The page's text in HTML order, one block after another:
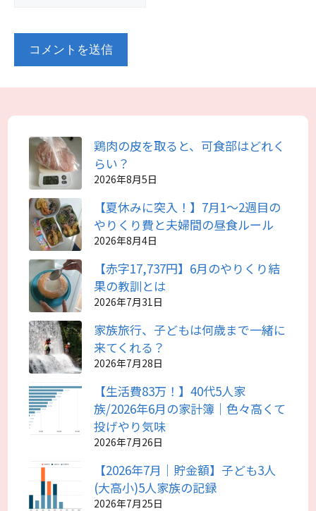
鶏肉の皮を取ると、可食部はどれく
らい？
2026年8月5日
【夏休みに突入！】7月1～2週目の
やりくり費と夫婦間の昼食ルール
2026年8月4日
【赤字17,737円】6月のやりくり結
果の教訓とは
2026年7月31日
家族旅行、子どもは何歳まで一緒に
来てくれる？
2026年7月28日
【生活費83万！】40代5人家
族/2026年6月の家計簿｜色々高くて
投げやり気味
2026年7月26日
【2026年7月｜貯金額】子ども3人
(大高小)5人家族の記録
2026年7月25日